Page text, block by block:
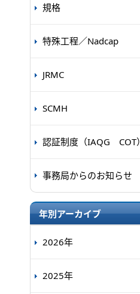
規格
特殊工程／Nadcap
JRMC
SCMH
認証制度（IAQG COT）
事務局からのお知らせ
年別アーカイブ
2026年
2025年